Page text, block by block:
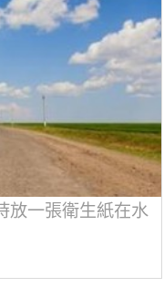
放一張衛生紙在水